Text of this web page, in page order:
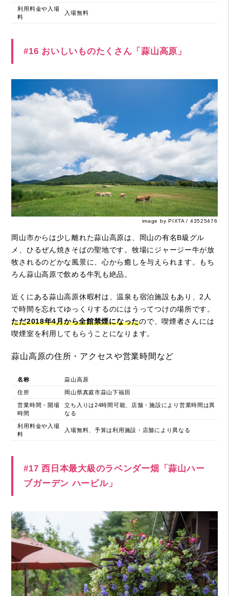
利用料金や入場
料
入場無料
#16 おいしいものたくさん「蒜山高原」
image by PIXTA / 43525476
岡山市からは少し離れた蒜山高原は、岡山の有名B級グル
メ、ひるぜん焼きそばの聖地です。牧場にジャージー牛が放
牧されるのどかな風景に、心から癒しを与えられます。もち
ろん蒜山高原で飲める牛乳も絶品。
近くにある蒜山高原休暇村は、温泉も宿泊施設もあり、2人
で時間を忘れてゆっくりするのにはうってつけの場所です。
ただ2018年4月から全館禁煙になったので、喫煙者さんには
喫煙室を利用してもらうことになります。
蒜山高原の住所・アクセスや営業時間など
名称 蒜山高原
住所 岡山県真庭市蒜山下福田
営業時間・開場
時間
立ち入りは24時間可能、店舗・施設により営業時間は異
なる
利用料金や入場
料
入場無料、予算は利用施設・店舗により異なる
#17 西日本最大級のラベンダー畑「蒜山ハー
ブガーデン ハービル」